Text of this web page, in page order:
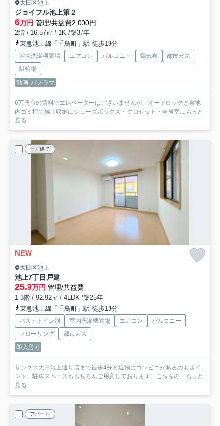
大田区池上
ジョイフル池上第２
6万円 管理/共益費2,000円
2階 / 16.57㎡ / 1K /築37年
東急池上線「千鳥町」駅 徒歩19分
室内洗濯機置場 エアコン バルコニー 電気有
都市ガス
駐輪場
動画 パノラマ
6万円台の賃料でエレベーターはございませんが、オートロックと敷地
内ゴミ捨て場！収納はシューズボックス・クロゼット・全居室...
もっと
見る
一戸建て
NEW
大田区池上
池上7丁目戸建
25.9万円 管理/共益費-
1-3階 / 92.92㎡ / 4LDK /築25年
東急池上線「千鳥町」駅 徒歩13分
バス・トイレ別 室内洗濯機置場 エアコン
バルコニー
フローリング
都市ガス
即入居可
サンクス大田池上通り店まで徒歩4分と近場にコンビニがあるのもポイ
ント。駐車スペースももちろんご用意しております。こちらの...
もっと
見る
アパート